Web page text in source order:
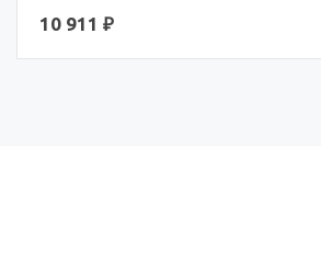
10 911 ₽